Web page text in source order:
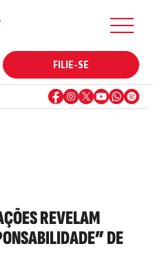
FILIE-SE
REVELAM
DE